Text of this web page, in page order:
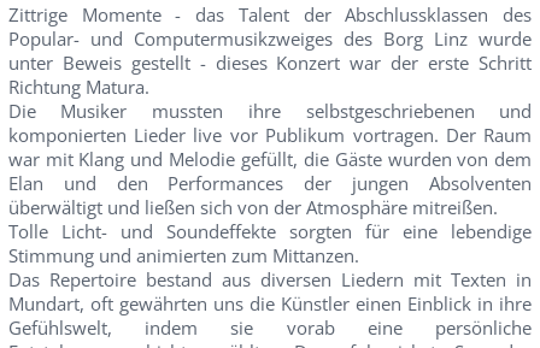
Zittrige Momente - das Talent der Abschlussklassen des
Popular- und Computermusikzweiges des Borg Linz wurde
unter Beweis gestellt - dieses Konzert war der erste Schritt
Richtung Matura.
Die Musiker mussten ihre selbstgeschriebenen und
komponierten Lieder live vor Publikum vortragen. Der Raum
war mit Klang und Melodie gefüllt, die Gäste wurden von dem
Elan und den Performances der jungen Absolventen
überwältigt und ließen sich von der Atmosphäre mitreißen.
Tolle Licht- und Soundeffekte sorgten für eine lebendige
Stimmung und animierten zum Mittanzen.
Das Repertoire bestand aus diversen Liedern mit Texten in
Mundart, oft gewährten uns die Künstler einen Einblick in ihre
Gefühlswelt, indem sie vorab eine persönliche